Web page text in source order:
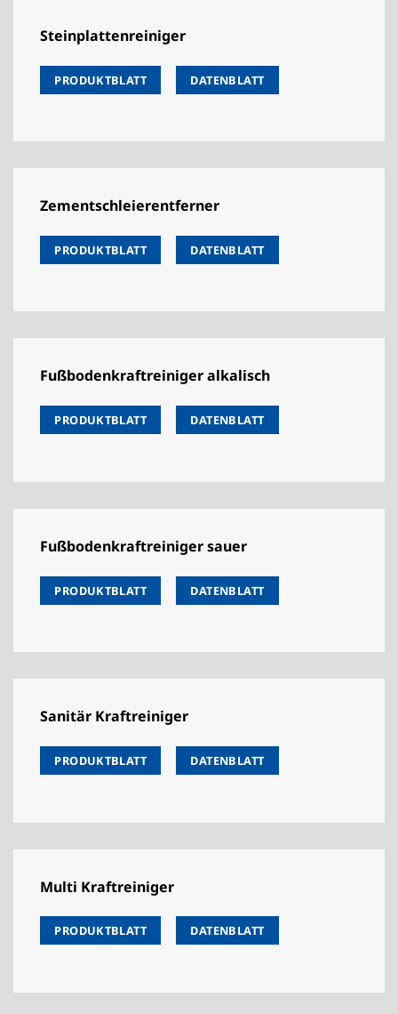
Steinplattenreiniger
PRODUKTBLATT DATENBLATT
Zementschleierentferner
PRODUKTBLATT DATENBLATT
Fußbodenkraftreiniger alkalisch
PRODUKTBLATT DATENBLATT
Fußbodenkraftreiniger sauer
PRODUKTBLATT DATENBLATT
Sanitär Kraftreiniger
PRODUKTBLATT DATENBLATT
Multi Kraftreiniger
PRODUKTBLATT DATENBLATT